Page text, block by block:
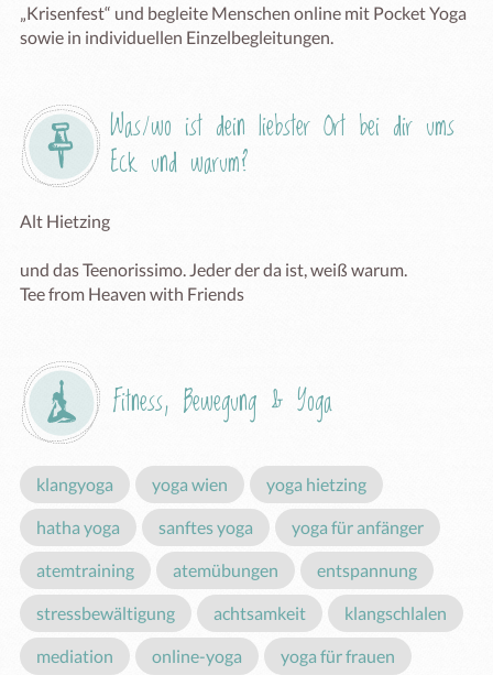
„Krisenfest“ und begleite Menschen online mit Pocket Yoga
sowie in individuellen Einzelbegleitungen.
Was/wo ist dein liebster Ort bei dir ums
Eck und warum?
Alt Hietzing
und das Teenorissimo. Jeder der da ist, weiß warum.
Tee from Heaven with Friends
Fitness, Bewegung & Yoga
klangyoga yoga wien yoga hietzing
hatha yoga sanftes yoga yoga für anfänger
atemtraining atemübungen entspannung
stressbewältigung achtsamkeit klangschlalen
mediation online-yoga yoga für frauen